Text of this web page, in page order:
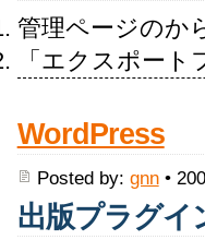
管理ページのか
「エクスポー
WordPress
Posted by: gnn•
出版プラグイ